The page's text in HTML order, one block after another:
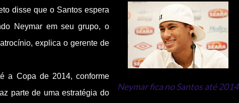
Neymar fica no Santos até 2014
disse que o Santos espera
Neymar em seu grupo, o
explica o gerente de
a Copa de 2014, conforme
parte de uma estratégia do